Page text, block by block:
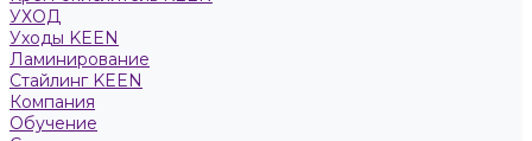
УХОД
Уходы KEEN
Ламинирование
Стайлинг KEEN
Компания
Обучение